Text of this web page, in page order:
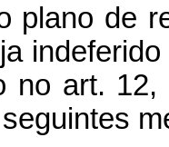
plano de
no art.